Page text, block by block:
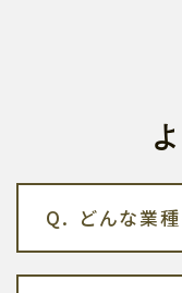
どんな業